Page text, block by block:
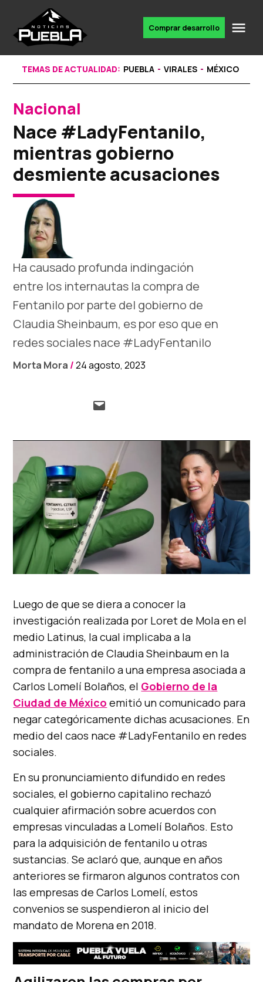
content
noticias
Comprar desarrollo
TEMAS DE ACTUALIDAD: PUEBLA VIRALES MÉXICO
POSTED
IN
Nacional
Nace #LadyFentanilo,
mientras gobierno
desmiente acusaciones
Ha causado profunda indingación
entre los internautas la compra de
Fentanilo por parte del gobierno de
Claudia Sheinbaum, es por eso que en
redes sociales nace #LadyFentanilo
Morta Mora / 24 agosto, 2023
Luego de que se diera a conocer la
investigación realizada por Loret de Mola en el
medio Latinus, la cual implicaba a la
administración de Claudia Sheinbaum en la
compra de fentanilo a una empresa asociada a
Carlos Lomelí Bolaños, el Gobierno de la
Ciudad de México emitió un comunicado para
negar categóricamente dichas acusaciones. En
medio del caos nace #LadyFentanilo en redes
sociales.
En su pronunciamiento difundido en redes
sociales, el gobierno capitalino rechazó
cualquier afirmación sobre acuerdos con
empresas vinculadas a Lomelí Bolaños. Esto
para la adquisición de fentanilo u otras
sustancias. Se aclaró que, aunque en años
anteriores se firmaron algunos contratos con
las empresas de Carlos Lomelí, estos
convenios se suspendieron al inicio del
mandato de Morena en 2018.